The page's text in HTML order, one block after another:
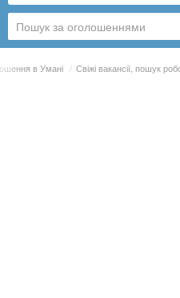
в Умані / Свіжі вакансії, пошук